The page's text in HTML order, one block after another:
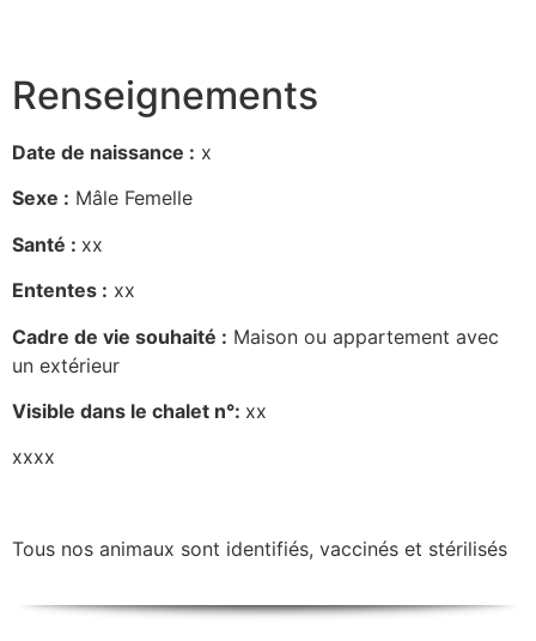
Renseignements
Date de naissance : x
Sexe : Mâle Femelle
Santé : xx
Ententes : xx
Cadre de vie souhaité : Maison ou appartement avec
un extérieur
Visible dans le chalet n°: xx
xxxx
Tous nos animaux sont identifiés, vaccinés et stérilisés